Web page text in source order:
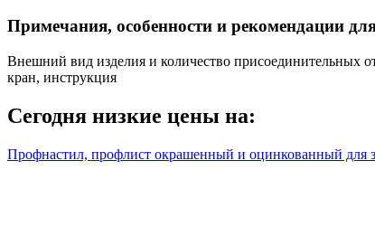
Примечания, особенности и рекомендации
Внешний вид изделия и количество присоединительных
кран, инструкция
Сегодня низкие цены на:
Профнастил, профлист окрашенный и оцинкованный для